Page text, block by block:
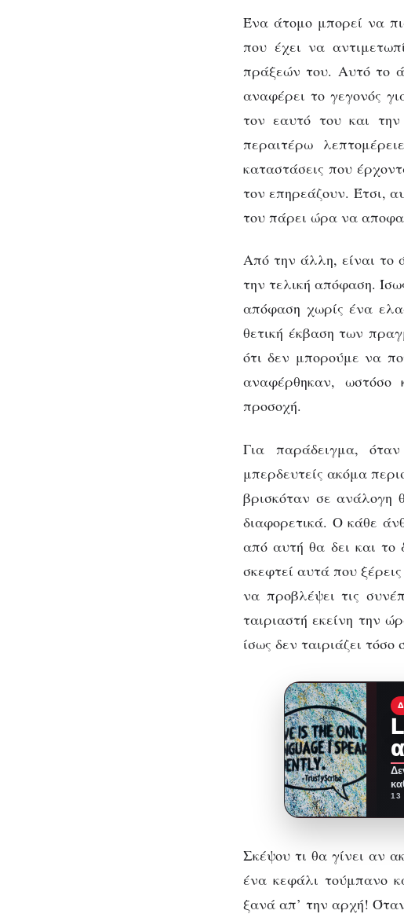
Ένα άτομο μπορεί να
που έχει να
πράξεών του. Αυτό το
αναφέρει το γεγονός
τον εαυτό του και
περαιτέρω
καταστάσεις που
τον επηρεάζουν. Έτσι,
του πάρει ώρα να
Από την άλλη, είναι το
την τελική απόφαση.
απόφαση χωρίς ένα
θετική έκβαση των
ότι δεν μπορούμε να
αναφέρθηκαν, ωστόσο
προσοχή.
Για παράδειγμα,
μπερδευτείς ακόμα
βρισκόταν σε ανάλογη
διαφορετικά. Ο κάθε
από αυτή θα δει και το
σκεφτεί αυτά που
να προβλέψει τις
ταιριαστή εκείνη την
ίσως δεν ταιριάζει
13
Σκέψου τι θα γίνει αν
ένα κεφάλι τούμπανο
ξανά απ’ την αρχή!